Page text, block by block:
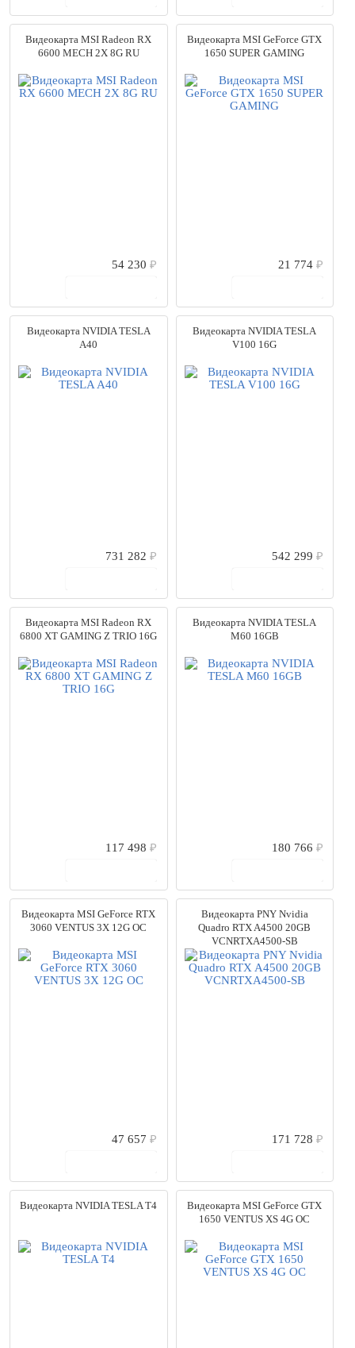
Видеокарта MSI Radeon RX
6600 MECH 2X 8G RU
54 230₽
Видеокарта MSI GeForce GTX
1650 SUPER GAMING
21 774 ₽
Видеокарта NVIDIA TESLA
A40
731 282₽
Видеокарта NVIDIA TESLA
V100 16G
542 299 ₽
Видеокарта MSI Radeon RX
6800 XT GAMING Z TRIO 16G
117 498₽
Видеокарта NVIDIA TESLA
M60 16GB
180 766 ₽
Видеокарта MSI GeForce RTX
3060 VENTUS 3X 12G OC
47 657₽
Видеокарта PNY Nvidia
Quadro RTX A4500 20GB
VCNRTXA4500-SB
171 728 ₽
Видеокарта NVIDIA TESLA T4
Видеокарта MSI GeForce GTX
1650 VENTUS XS 4G OC